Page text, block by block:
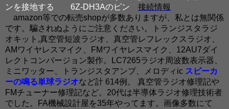
ンを接地する
6Z-DH3Aのピン 接続情報
amazon等での転売shopが多数ありますが、私とは無関係
です。騙されぬようにご注意ください。トランジスタラジ
オキット,真空管短波ラジオ、真空管レフレックスラジオ、
AMワイヤレスマイク、FMワイヤレスマイク、12AU7ダイ
レクトコンバージョン製作。LC7265ラジオ周波数表示器、
ミニワッター、トランジスタアンプ、メロディic スピーカ
ーの鳴る単球ラジオなど計 614例。 真空管ラジオ修理記や
FMチューナー修理記など。20代は半導体ラジオ修理技術者
でした。FA機械設計屋を35年やってます。画像多数にて